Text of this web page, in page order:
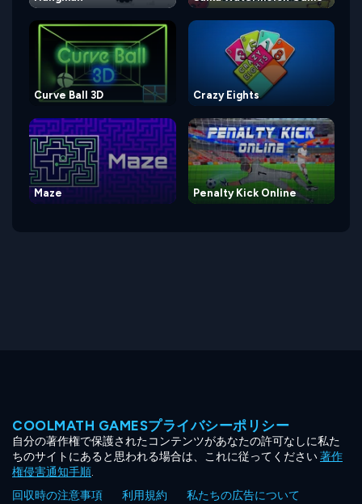
Curve Ball 3D Crazy Eights
Maze Penalty Kick Online
COOLMATH GAMESプライバシーポリシー
自分の著作権で保護されたコンテンツがあなたの許可なしに私た
ちのサイトにあると思われる場合は、これに従ってください著作
権侵害通知手順.
回収時の注意事項
利用規約
私たちの広告について